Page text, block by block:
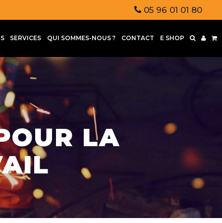
05 96 01 01 80
SERVICES QUI SOMMES-NOUS ? CONTACT E SHOP
LA